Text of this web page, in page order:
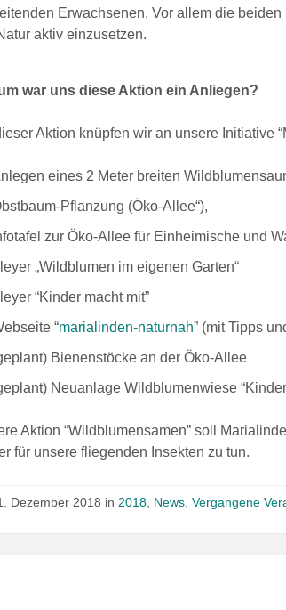
Erwachsenen. Vor allem die
aktiv einzusetzen.
war uns diese Aktion ein Anliegen?
Aktion knüpfen wir an unsere Initiative
eines 2 Meter breiten
Pflanzung (Öko-Allee“),
zur Öko-Allee für Einheimische und
„Wildblumen im eigenen Garten“
“Kinder macht mit”
“marialinden-naturnah” (mit Tipps
Bienenstöcke an der Öko-Allee
Neuanlage Wildblumenwiese
Aktion “Wildblumensamen” soll
für unsere fliegenden Insekten zu tun.
Dezember 2018 in 2018, News, Vergangene